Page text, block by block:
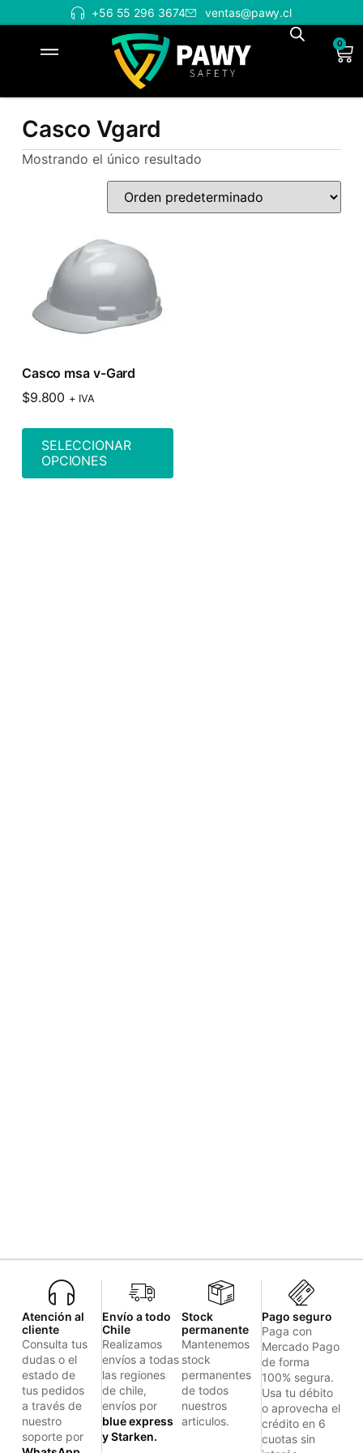
+56 55 296 3674 ventas@pawy.cl
0
Casco Vgard
Mostrando el único resultado
Casco msa v-Gard
$9.800 + IVA
SELECCIONAR
OPCIONES
Atención al
cliente
Consulta tus
dudas o el
estado de
tus pedidos
a través de
nuestro
soporte por
Envío a todo
Chile
Realizamos
envíos a todas
las regiones
de chile,
envíos por
blue express
y Starken.
Stock
permanente
Mantenemos
stock
permanentes
de todos
nuestros
articulos.
Pago seguro
Paga con
Mercado Pago
de forma
100% segura.
Usa tu débito
o aprovecha el
crédito en 6
cuotas sin